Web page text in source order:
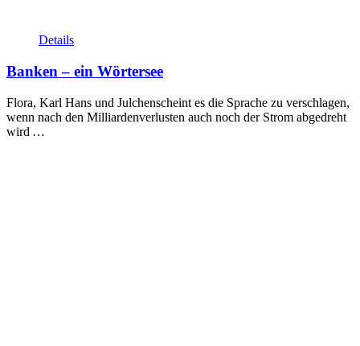
Details
Banken – ein Wörtersee
Flora, Karl Hans und Julchenscheint es die Sprache zu verschlagen,
wenn nach den Milliardenverlusten auch noch der Strom abgedreht
wird …